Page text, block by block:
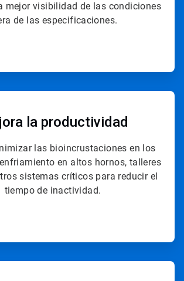
mejor visibilidad de las condiciones
de las especificaciones.
de
4
la productividad
las bioincrustaciones en los
en altos hornos, talleres
sistemas críticos para reducir el
tiempo de inactividad.